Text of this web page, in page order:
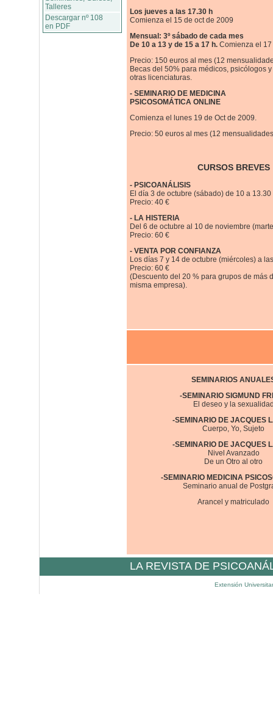
Talleres
Descargar nº 108
en PDF
Los jueves a las 17.30 h
Comienza el 15 de oct de 2009
Mensual: 3º sábado de cada mes
De 10 a 13 y de 15 a 17 h. Comienza el
Precio: 150 euros al mes (12
Becas del 50% para médicos, psicólogos
otras licenciaturas.
- SEMINARIO DE MEDICINA
PSICOSOMÁTICA ONLINE
Comienza el lunes 19 de Oct de 2009.
Precio: 50 euros al mes (12
CURSOS BREVES
- PSICOANÁLISIS
El día 3 de octubre (sábado) de 10 a 13.30
Precio: 40 €
- LA HISTERIA
Del 6 de octubre al 10 de noviembre
Precio: 60 €
- VENTA POR CONFIANZA
Los días 7 y 14 de octubre (miércoles) a
Precio: 60 €
(Descuento del 20 % para grupos de más
misma empresa).
SEMINARIOS
-SEMINARIO SIGMUND
El deseo y la
-SEMINARIO DE JACQUES
Cuerpo, Yo, Sujeto
-SEMINARIO DE JACQUES
Nivel Avanzado
De un Otro al otro
-SEMINARIO MEDICINA
Seminario anual de
Arancel y matriculado
LA REVISTA DE
Extensión